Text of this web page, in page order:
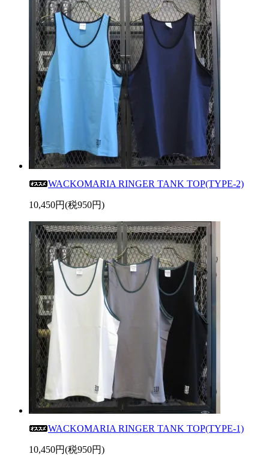
WACKOMARIA RINGER TANK TOP(TYPE-2)
10,450円(税950円)
WACKOMARIA RINGER TANK TOP(TYPE-1)
10,450円(税950円)